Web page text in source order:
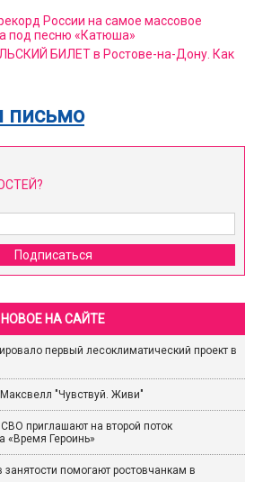
России на самое массовое
под песню «Катюша»
БИЛЕТ в Ростове-на-Дону. Как
письмо
Подписаться
НОВОЕ НА САЙТЕ
первый лесоклиматический проект в
"Чувствуй. Живи"
приглашают на второй поток
«Время Героинь»
помогают ростовчанкам в